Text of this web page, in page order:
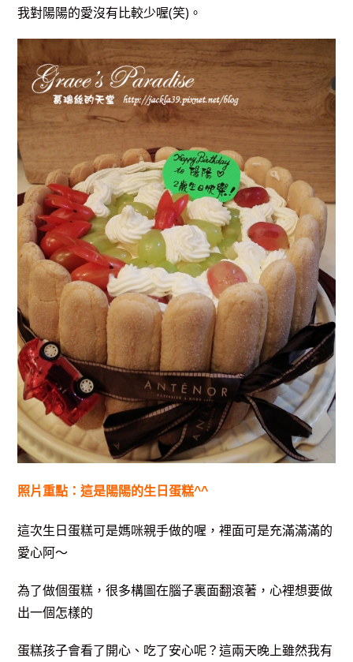
我對陽陽的愛沒有比較少喔(笑)。
照片重點：這是陽陽的生日蛋糕^^
這次生日蛋糕可是媽咪親手做的喔，裡面可是充滿滿滿的
愛心阿～
為了做個蛋糕，很多構圖在腦子裏面翻滾著，心裡想要做
出一個怎樣的
蛋糕孩子會看了開心、吃了安心呢？這兩天晚上雖然我有